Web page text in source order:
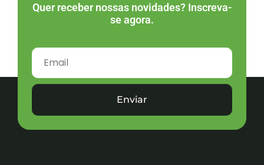
Quer receber nossas novidades? Inscreva-
se agora.
Enviar